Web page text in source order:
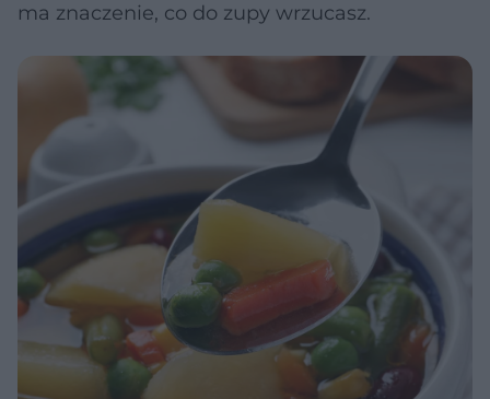
ma znaczenie, co do zupy wrzucasz.